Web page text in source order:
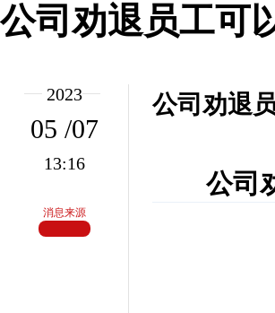
公司劝退员工可
2023
05 /07
13:16
消息来源
公司劝退
公司劝